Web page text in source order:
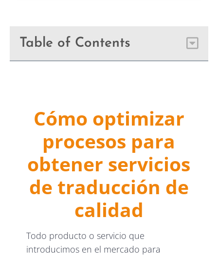
Table of Contents
Cómo optimizar
procesos para
obtener servicios
de traducción de
calidad
Todo producto o servicio que
introducimos en el mercado para